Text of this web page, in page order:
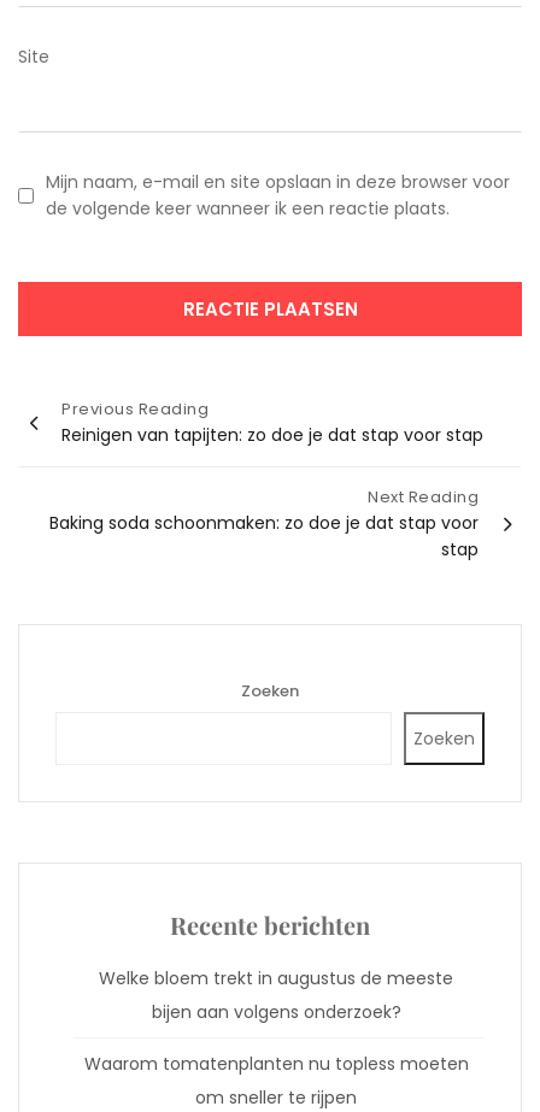
Site
Mijn naam, e-mail en site opslaan in deze browser voor
de volgende keer wanneer ik een reactie plaats.
Bericht
navigatie
Previous Reading
Reinigen van tapijten: zo doe je dat stap voor stap
Next Reading
Baking soda schoonmaken: zo doe je dat stap voor
stap
Zoeken
Zoeken
Recente berichten
Welke bloem trekt in augustus de meeste
bijen aan volgens onderzoek?
Waarom tomatenplanten nu topless moeten
om sneller te rijpen